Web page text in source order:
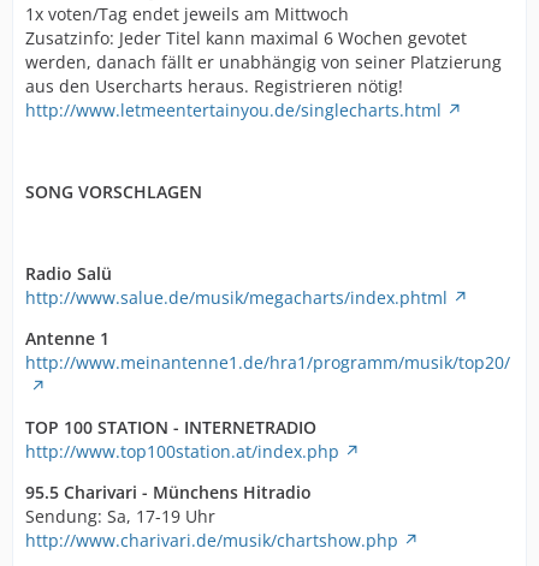
1x voten/Tag endet jeweils am Mittwoch
Zusatzinfo: Jeder Titel kann maximal 6 Wochen gevotet
werden, danach fällt er unabhängig von seiner Platzierung
aus den Usercharts heraus. Registrieren nötig!
http://www.letmeentertainyou.de/singlecharts.html
SONG VORSCHLAGEN
Radio Salü
http://www.salue.de/musik/megacharts/index.phtml
Antenne 1
http://www.meinantenne1.de/hra1/programm/musik/top20/
TOP 100 STATION - INTERNETRADIO
http://www.top100station.at/index.php
95.5 Charivari - Münchens Hitradio
Sendung: Sa, 17-19 Uhr
http://www.charivari.de/musik/chartshow.php